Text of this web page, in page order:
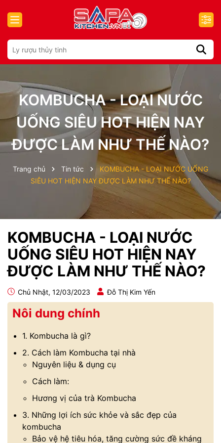
KOMBUCHA - LOẠI NƯỚC
UỐNG SIÊU HOT HIỆN NAY
ĐƯỢC LÀM NHƯ THẾ NÀO?
Trang chủ Tin tức
KOMBUCHA - LOẠI NƯỚC UỐNG
SIÊU HOT HIỆN NAY ĐƯỢC LÀM NHƯ THẾ NÀO?
KOMBUCHA - LOẠI NƯỚC
UỐNG SIÊU HOT HIỆN NAY
ĐƯỢC LÀM NHƯ THẾ NÀO?
Chủ Nhật, 12/03/2023 Đỗ Thị Kim Yến
Nôi dung chính
1. Kombucha là gì?
2. Cách làm Kombucha tại nhà
Nguyên liệu & dụng cụ
Cách làm:
Hương vị của trà Kombucha
3. Những lợi ích sức khỏe và sắc đẹp của
kombucha
Bảo vệ hệ tiêu hóa, tăng cường sức đề kháng